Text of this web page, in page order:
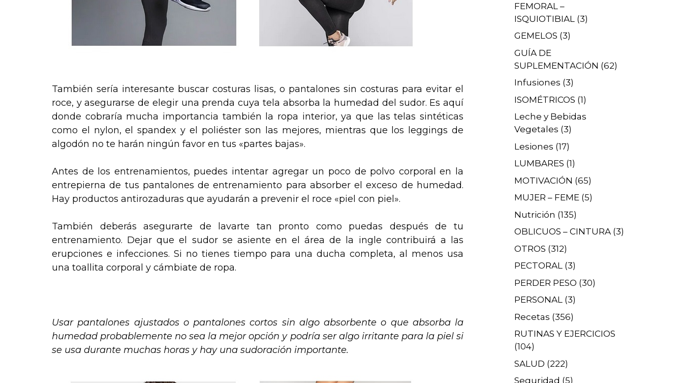
También sería interesante buscar costuras lisas, o pantalones sin costuras para evitar el
roce, y asegurarse de elegir una prenda cuya tela absorba la humedad del sudor. Es aquí
donde cobraría mucha importancia también la ropa interior, ya que las telas sintéticas
como el nylon, el spandex y el poliésterson las mejores, mientras que los leggings de
algodón no te harán ningún favor en tus «partes bajas».
Antes de los entrenamientos, puedes intentar agregar un poco de polvo corporal en la
entrepierna de tus pantalones de entrenamiento para absorber el exceso de humedad.
Hay productos antirozaduras que ayudarán a prevenir el roce «piel con piel».
También deberás asegurarte de lavarte tan pronto como puedas después de tu
entrenamiento. Dejar que el sudor se asiente en el área de la ingle contribuirá a las
erupciones e infecciones. Si no tienes tiempo para una ducha completa, al menos usa
una toallita corporal y cámbiate de ropa.
Usar pantalones ajustados o pantalones cortos sin algo absorbente o que absorba la
humedad probablemente no sea la mejor opción y podría ser algo irritante para la piel si
se usa durante muchas horas y hay una sudoración importante.
FEMORAL –
ISQUIOTIBIAL (3)
GEMELOS (3)
GUÍA DE
SUPLEMENTACIÓN (62)
Infusiones (3)
ISOMÉTRICOS (1)
Leche y Bebidas
Vegetales (3)
Lesiones (17)
LUMBARES (1)
MOTIVACIÓN (65)
MUJER – FEME (5)
Nutrición (135)
OBLICUOS – CINTURA (3)
OTROS (312)
PECTORAL (3)
PERDER PESO (30)
PERSONAL (3)
Recetas (356)
RUTINAS Y EJERCICIOS
(104)
SALUD (222)
Seguridad (5)